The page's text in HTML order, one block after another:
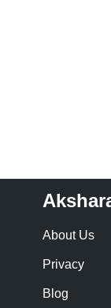
About Us
Privacy
Blog